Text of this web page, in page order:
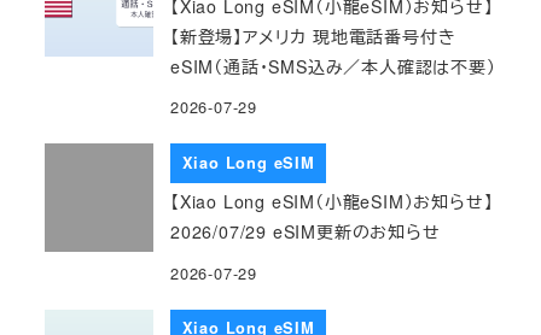
【Xiao Long eSIM（小龍eSIM）お知らせ】
【新登場】アメリカ 現地電話番号付き
eSIM（通話・SMS込み／本人確認は不要）
2026-07-29
Xiao Long eSIM
【Xiao Long eSIM（小龍eSIM）お知らせ】
2026/07/29 eSIM更新のお知らせ
2026-07-29
Xiao Long eSIM